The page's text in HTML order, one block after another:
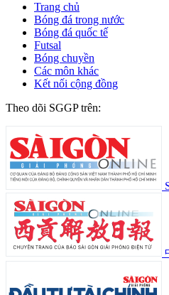
Trang chủ
Bóng đá trong nước
Bóng đá quốc tế
Futsal
Bóng chuyền
Các môn khác
Kết nối cộng đồng
Theo dõi SGGP trên: